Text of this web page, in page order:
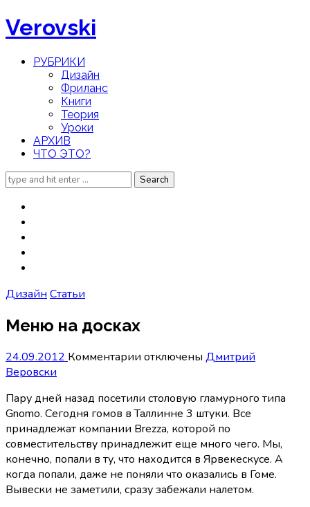
Verovski
РУБРИКИ
Дизайн
Фриланс
Книги
Теория
Уроки
АРХИВ
ЧТО ЭТО?
Search
Дизайн Статьи
Меню на досках
24.09.2012 Комментарии к
на
досках
отключены Дмитрий
Веровски
Пару дней назад посетили столовую гламурного типа
Gnomo. Сегодня гомов в Таллинне 3 штуки. Все
принадлежат компании Brezza, которой по
совместительству принадлежит еще много чего. Мы,
конечно, попали в ту, что находится в Ярвекескусе. А
когда попали, даже не поняли что оказались в Гоме.
Вывески не заметили, сразу забежали налетом.